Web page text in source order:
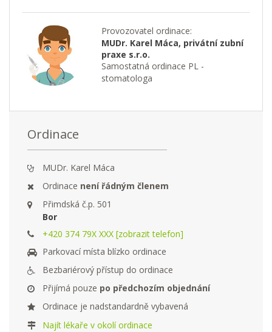
Provozovatel ordinace:
MUDr. Karel Máca, privátní zubní
praxe s.r.o.
Samostatná ordinace PL -
stomatologa
Ordinace
MUDr. Karel Máca
Ordinace není řádným členem
Přimdská č.p. 501
Bor
+420 374 79X XXX [zobrazit telefon]
Parkovací místa blízko ordinace
Bezbariérový přístup do ordinace
Přijímá pouze po předchozím objednání
Ordinace je nadstandardně vybavená
Najít lékaře v okolí ordinace